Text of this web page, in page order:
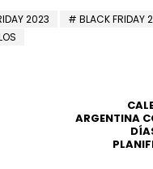
2023 BLACK FRIDAY
ARGENTINA